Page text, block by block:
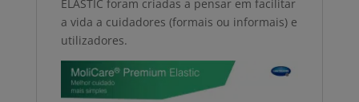
ELASTIC foram criadas a pensar em facilitar
a vida a cuidadores (formais ou informais) e
utilizadores.